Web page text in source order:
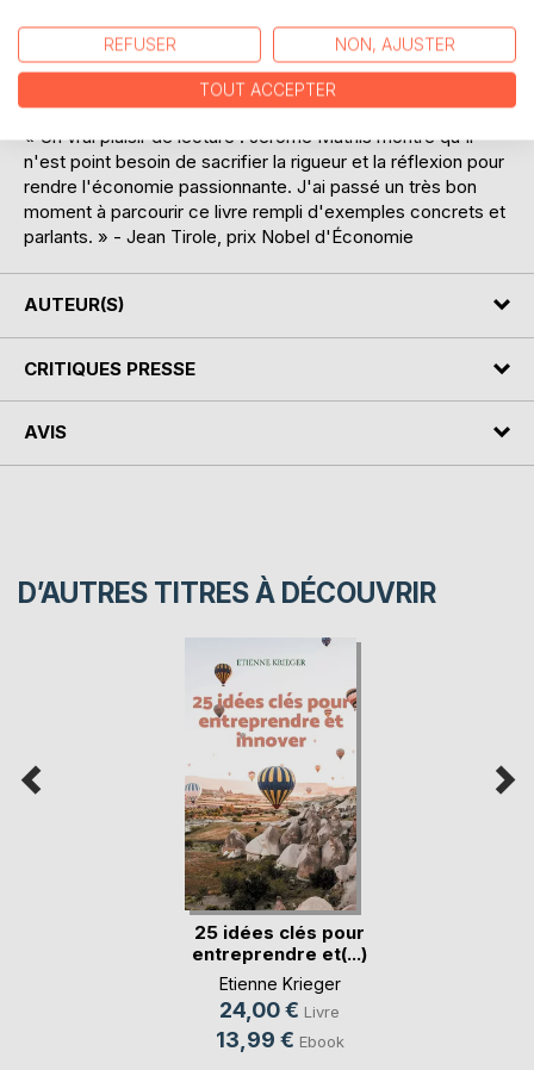
l'expliquer ? L'argent est-il devenu une dictature ? Telles
sont les interrogations auxquelles ce livre s'efforce de
répondre de manière limpide.
« Un vrai plaisir de lecture ! Jérôme Mathis montre qu'il
n'est point besoin de sacrifier la rigueur et la réflexion pour
rendre l'économie passionnante. J'ai passé un très bon
moment à parcourir ce livre rempli d'exemples concrets et
parlants. » - Jean Tirole, prix Nobel d'Économie
AUTEUR(S)
CRITIQUES PRESSE
AVIS
D’AUTRES TITRES À DÉCOUVRIR
25 idées clés pour
entreprendre et(...)
Etienne Krieger
24,00 € Livre
13,99 € Ebook
REFUSER NON, AJUSTER
TOUT ACCEPTER